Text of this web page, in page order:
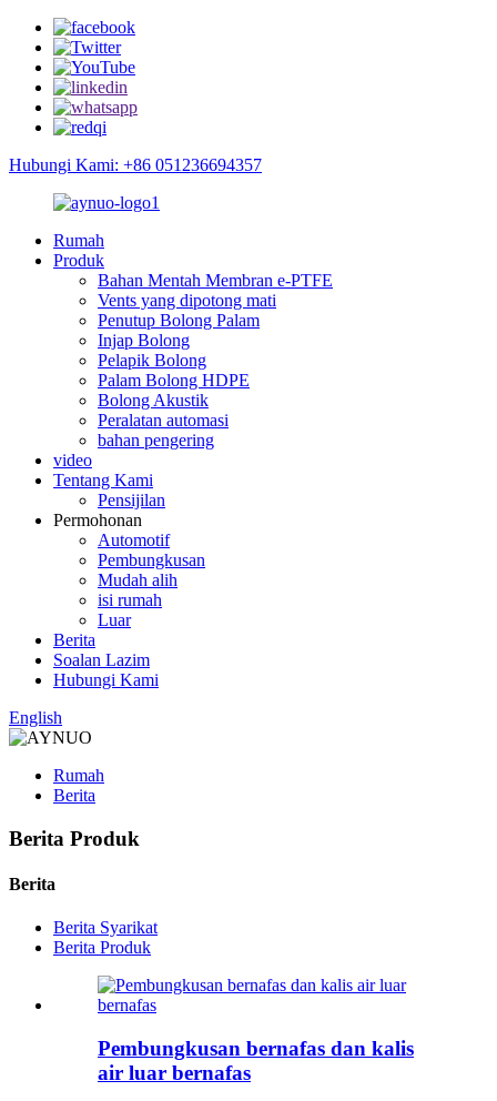
Hubungi Kami: +86 051236694357
Rumah
Produk
Bahan Mentah Membran e-PTFE
Vents yang dipotong mati
Penutup Bolong Palam
Injap Bolong
Pelapik Bolong
Palam Bolong HDPE
Bolong Akustik
Peralatan automasi
bahan pengering
video
Tentang Kami
Pensijilan
Permohonan
Automotif
Pembungkusan
Mudah alih
isi rumah
Luar
Berita
Soalan Lazim
Hubungi Kami
English
Rumah
Berita
Berita Produk
Berita
Berita Syarikat
Berita Produk
Pembungkusan bernafas dan kalis
air luar bernafas